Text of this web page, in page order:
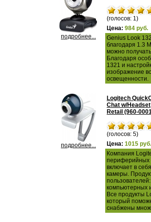
подробнее...
(голосов: 1)
Цена: 984 руб.
Genius Look
благодаря 1.3
можно
Благодаря
1321 и
изображение
освещенности.
подробнее...
Logitech
Chat w/Headset
Retail (960-
(голосов: 5)
Цена: 1015 руб.
Компания
периферийных
включает в
камеры.
компьютерных
Все продукты
который
снабжены